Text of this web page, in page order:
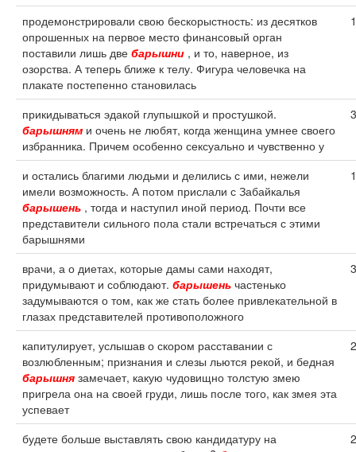
продемонстрировали свою бескорыстность: из десятков
опрошенных на первое место финансовый орган
поставили лишь две барышни , и то, наверное, из
озорства. А теперь ближе к телу. Фигура человечка на
плакате постепенно становилась
1
прикидываться эдакой глупышкой и простушкой.
барышням и очень не любят, когда женщина умнее своего
избранника. Причем особенно сексуально и чувственно у
3
и остались благими людьми и делились с ими, нежели
имели возможность. А потом прислали с Забайкалья
барышень , тогда и наступил иной период. Почти все
представители сильного пола стали встречаться с этими
барышнями
1
врачи, а о диетах, которые дамы сами находят,
придумывают и соблюдают. барышень частенько
задумываются о том, как же стать более привлекательной в
глазах представителей противоположного
3
капитулирует, услышав о скором расставании с
возлюбленным; признания и слезы льются рекой, и бедная
барышня замечает, какую чудовищно толстую змею
пригрела она на своей груди, лишь после того, как змея эта
успевает
2
будете больше выставлять свою кандидатуру на
2